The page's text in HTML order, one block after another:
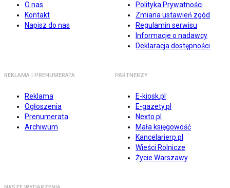
O nas
Kontakt
Napisz do nas
Polityka Prywatności
Zmiana ustawień zgód
Regulamin serwisu
Informacje o nadawcy
Deklaracja dostępności
REKLAMA I PRENUMERATA
Reklama
Ogłoszenia
Prenumerata
Archiwum
PARTNERZY
E-kiosk.pl
E-gazety.pl
Nexto.pl
Mała księgowość
Kancelarierp.pl
Wieści Rolnicze
Życie Warszawy